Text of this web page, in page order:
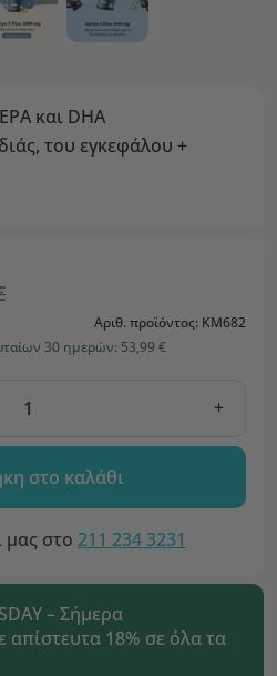
και DHA
του εγκεφάλου +
Αριθ. προϊόντος: KM682
30 ημερών: 53,99 €
+
στο καλάθι
μας στο 211 234 3231
– Σήμερα
απίστευτα 18% σε όλα τα